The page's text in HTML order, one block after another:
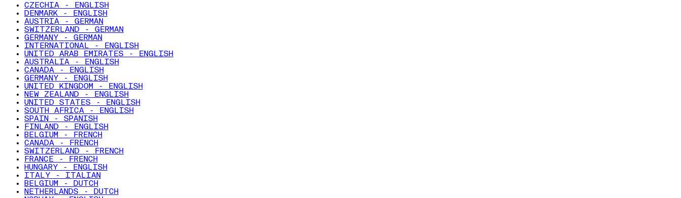
CZECHIA - ENGLISH
DENMARK - ENGLISH
AUSTRIA - GERMAN
SWITZERLAND - GERMAN
GERMANY - GERMAN
INTERNATIONAL - ENGLISH
UNITED ARAB EMIRATES - ENGLISH
AUSTRALIA - ENGLISH
CANADA - ENGLISH
GERMANY - ENGLISH
UNITED KINGDOM - ENGLISH
NEW ZEALAND - ENGLISH
UNITED STATES - ENGLISH
SOUTH AFRICA - ENGLISH
SPAIN - SPANISH
FINLAND - ENGLISH
BELGIUM - FRENCH
CANADA - FRENCH
SWITZERLAND - FRENCH
FRANCE - FRENCH
HUNGARY - ENGLISH
ITALY - ITALIAN
BELGIUM - DUTCH
NETHERLANDS - DUTCH